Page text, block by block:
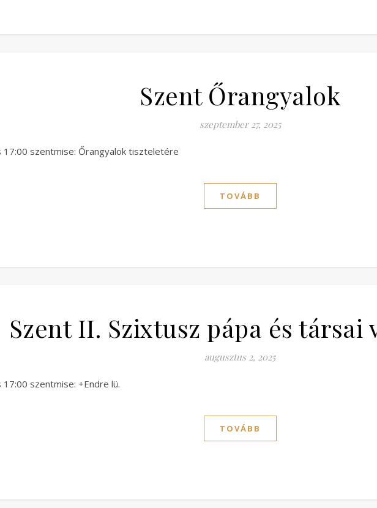
Szent Őrangyalok
szeptember 27, 2025
17:00 szentmise: Őrangyalok tiszteletére
TOVÁBB
Szent II. Szixtusz pápa és társai
augusztus 2, 2025
szentmise: +Endre lü.
TOVÁBB